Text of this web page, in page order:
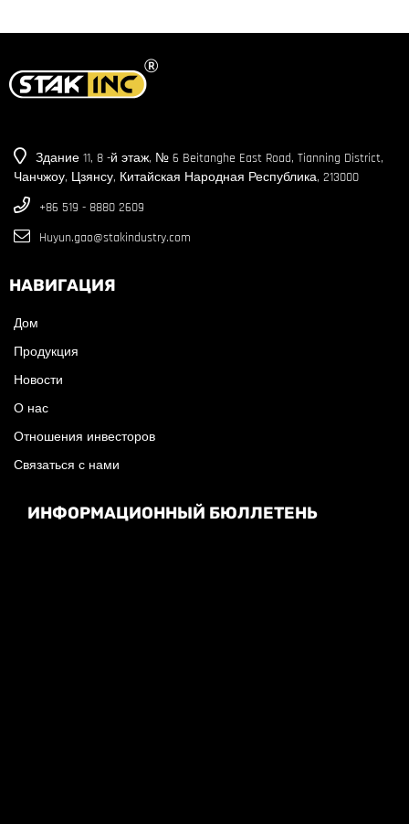
Здание 11, 8 -й этаж, № 6 Beitanghe East Road, Tianning District,
Чанчжоу, Цзянсу, Китайская Народная Республика, 213000
+86 519 - 8880 2609
Huyun.gao@stakindustry.com
НАВИГАЦИЯ
Дом
Продукция
Новости
О нас
Отношения инвесторов
Связаться с нами
ИНФОРМАЦИОННЫЙ БЮЛЛЕТЕНЬ